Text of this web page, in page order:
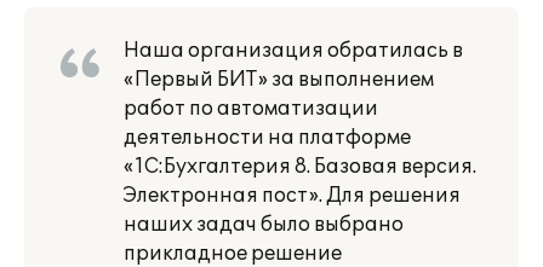
Наша организация обратилась в
«Первый БИТ» за выполнением
работ по автоматизации
деятельности на платформе
«1С:Бухгалтерия 8. Базовая версия.
Электронная пост». Для решения
наших задач было выбрано
прикладное решение